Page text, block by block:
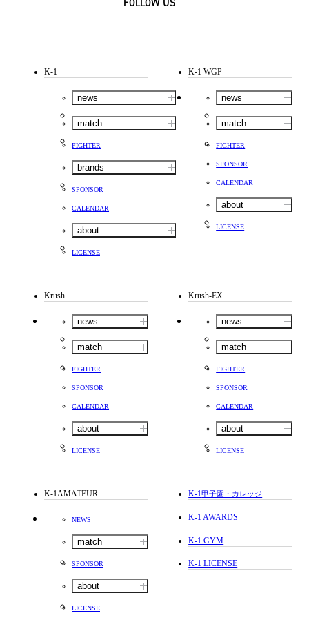
K-1
news
match
FIGHTER
brands
SPONSOR
CALENDAR
about
LICENSE
K-1 WGP
news
match
FIGHTER
SPONSOR
CALENDAR
about
LICENSE
Krush
news
match
FIGHTER
SPONSOR
CALENDAR
about
LICENSE
Krush-EX
news
match
FIGHTER
SPONSOR
CALENDAR
about
LICENSE
K-1AMATEUR
NEWS
match
SPONSOR
about
LICENSE
K-1甲子園・カレッジ
K-1 AWARDS
K-1 GYM
K-1 LICENSE